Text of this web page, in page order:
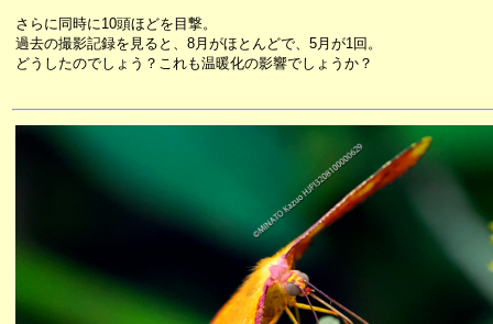
さらに同時に10頭ほどを目撃。
過去の撮影記録を見ると、8月がほとんどで、5月が1回。
どうしたのでしょう？これも温暖化の影響でしょうか？